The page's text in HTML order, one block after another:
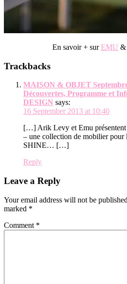
En savoir + surEMU &
Reader
Trackbacks
MAISON & OBJET
Découvertes, Programme et
DESIGN says:
16 September 2013 at 10:40
[…] Arik Levy et Emu
– une collection de mobilier pour
SHINE… […]
Reply
Leave a Reply
Your email address will not be
marked *
Comment *